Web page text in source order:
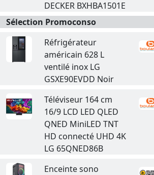
DECKER BXHBA1501E
Sélection Promoconso
Réfrigérateur
américain 628 L
ventilé inox LG
GSXE90EVDD Noir
Téléviseur 164 cm
16/9 LCD LED QLED
QNED MiniLED TNT
HD connecté UHD 4K
LG 65QNED86B
Enceinte sono